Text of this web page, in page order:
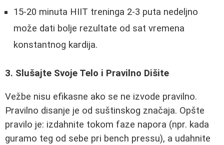
15-20 minuta HIIT treninga 2-3 puta nedeljno
može dati bolje rezultate od sat vremena
konstantnog kardija.
3. Slušajte Svoje Telo i Pravilno Dišite
Vežbe nisu efikasne ako se ne izvode pravilno.
Pravilno disanje je od suštinskog značaja. Opšte
pravilo je: izdahnite tokom faze napora (npr. kada
guramo teg od sebe pri bench pressu), a udahnite